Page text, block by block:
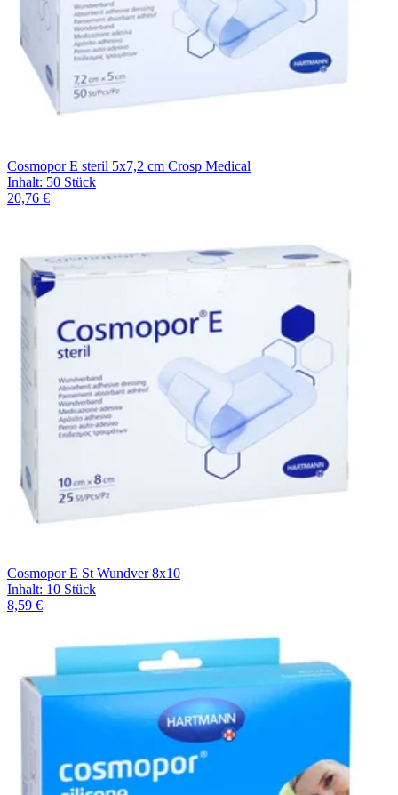
Cosmopor E steril 5x7,2 cm Crosp Medical
Inhalt: 50 Stück
20,76 €
Cosmopor E St Wundver 8x10
Inhalt: 10 Stück
8,59 €